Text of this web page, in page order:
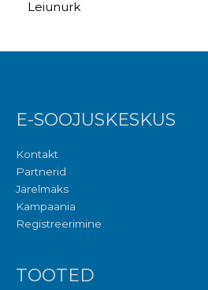
Leiunurk
E-SOOJUSKESKUS
Kontakt
Partnerid
Järelmaks
Kampaania
Registreerimine
TOOTED